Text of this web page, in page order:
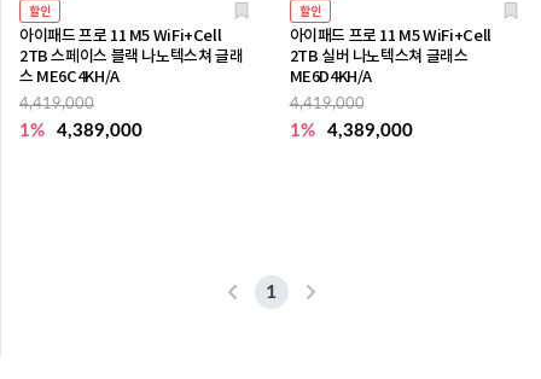
할인
아이패드 프로 11 M5 WiFi+Cell
2TB 스페이스 블랙 나노텍스쳐 글래
스 ME6C4KH/A
4,419,000
1% 4,389,000
할인
아이패드 프로 11 M5 WiFi+Cell
2TB 실버 나노텍스쳐 글래스
ME6D4KH/A
4,419,000
1% 4,389,000
1